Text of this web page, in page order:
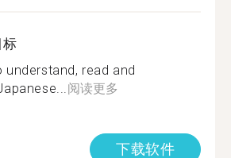
标
understand, read and
阅读更多
下载软件